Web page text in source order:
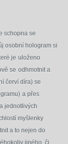
schopna se
osobní hologram si
je uloženo
se odhmotnit a
červí díra) se
a přes
jednotlivých
myšlenky
a to nejen do
jiného, či